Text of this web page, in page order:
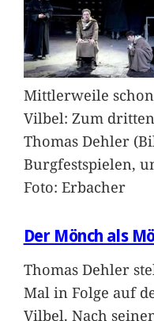
Mittlerweile
Vilbel: Zum
Thomas Dehler
Burgfestspielen,
Foto: Erbacher
Der Mönch als
Thomas Dehler
Mal in Folge auf
Vilbel. Nach